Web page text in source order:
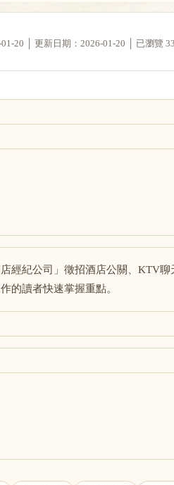
20 │ 更新日期：2026-01-20 │ 已瀏覽
經紀公司」徵招酒店公關、KTV
的讀者快速掌握重點。